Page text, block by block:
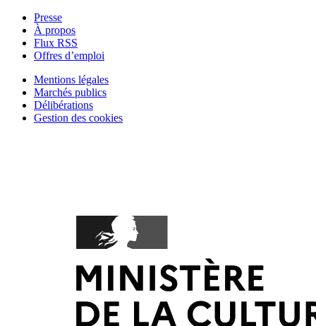
Presse
À propos
Flux RSS
Offres d’emploi
Mentions légales
Marchés publics
Délibérations
Gestion des cookies